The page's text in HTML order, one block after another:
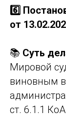
6️⃣
от
📚 Суть
Мировой
виновным
ст. 6.1.1